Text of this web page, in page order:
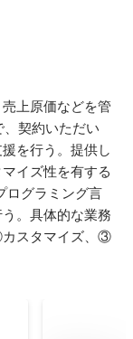
上原価などを管
、契約いただい
を行う。提供し
イズ性を有する
ログラミング言
。具体的な業務
スタマイズ、③